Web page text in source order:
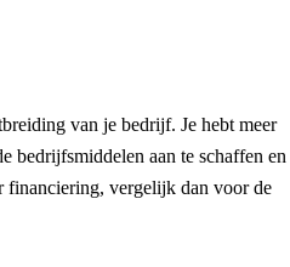
van je bedrijf. Je hebt meer
bedrijfsmiddelen aan te schaffen en
financiering, vergelijk dan voor de